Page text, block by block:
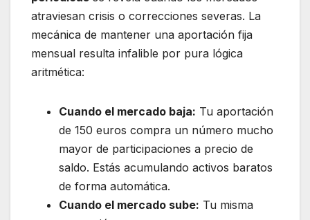
atraviesan crisis o correcciones severas. La
mecánica de mantener una aportación fija
mensual resulta infalible por pura lógica
aritmética:
Cuando el mercado baja: Tu aportación
de 150 euros compra un número mucho
mayor de participaciones a precio de
saldo. Estás acumulando activos baratos
de forma automática.
Cuando el mercado sube: Tu misma